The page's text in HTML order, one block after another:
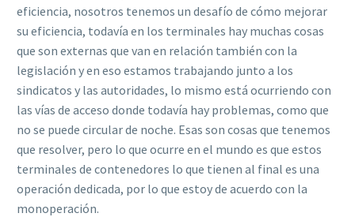
eficiencia, nosotros tenemos un desafío de cómo mejorar
su eficiencia, todavía en los terminales hay muchas cosas
que son externas que van en relación también con la
legislación y en eso estamos trabajando junto a los
sindicatos y las autoridades, lo mismo está ocurriendo con
las vías de acceso donde todavía hay problemas, como que
no se puede circular de noche. Esas son cosas que tenemos
que resolver, pero lo que ocurre en el mundo es que estos
terminales de contenedores lo que tienen al final es una
operación dedicada, por lo que estoy de acuerdo con la
monoperación.